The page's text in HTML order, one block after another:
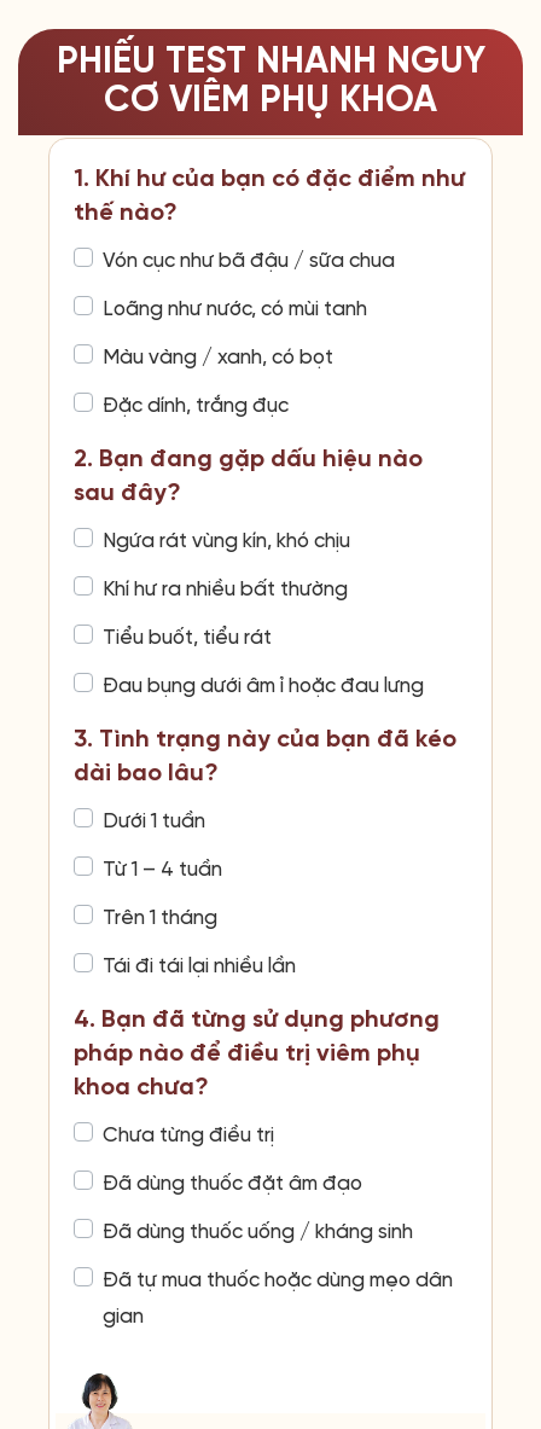
PHIẾU TEST NHANH NGUY
CƠ VIÊM PHỤ KHOA
1. Khí hư của bạn có đặc điểm như
thế nào?
Vón cục như bã đậu / sữa chua
Loãng như nước, có mùi tanh
Màu vàng / xanh, có bọt
Đặc dính, trắng đục
2. Bạn đang gặp dấu hiệu nào
sau đây?
Ngứa rát vùng kín, khó chịu
Khí hư ra nhiều bất thường
Tiểu buốt, tiểu rát
Đau bụng dưới âm ỉ hoặc đau lưng
3. Tình trạng này của bạn đã kéo
dài bao lâu?
Dưới 1 tuần
Từ 1 – 4 tuần
Trên 1 tháng
Tái đi tái lại nhiều lần
4. Bạn đã từng sử dụng phương
pháp nào để điều trị viêm phụ
khoa chưa?
Chưa từng điều trị
Đã dùng thuốc đặt âm đạo
Đã dùng thuốc uống / kháng sinh
Đã tự mua thuốc hoặc dùng mẹo dân
gian